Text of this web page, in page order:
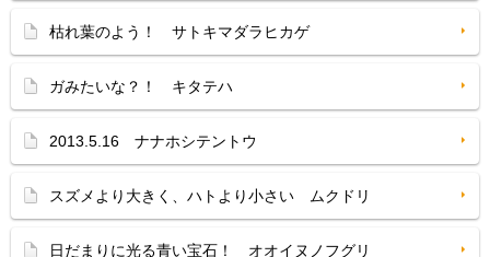
枯れ葉のよう！ サトキマダラヒカゲ
ガみたいな？！ キタテハ
2013.5.16 ナナホシテントウ
スズメより大きく、ハトより小さい ムクドリ
日だまりに光る青い宝石！ オオイヌノフグリ